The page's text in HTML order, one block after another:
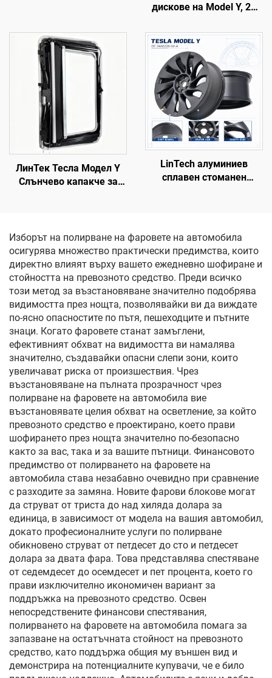
сензор, неразрушителен
монтаж, за сервиз и
поддръжка на автопарк
дискове на Model Y, 20
г., LinTech
ЛинТек Тесла Модел Y
Слънчево капакче за
ослепяване и
ултравиолетови лъчи
LinTech алуминиев
сплавен стоманен
Изборът на полирване на фаровете на автомобила
осигурява множество практически предимства, които
директно влияят върху вашето ежедневно шофиране и
стойността на превозното средство. Преди всичко
този метод за възстановяване значително подобрява
видимостта през нощта, позволявайки ви да виждате
по-ясно опасностите по пътя, пешеходците и пътните
знаци. Когато фаровете станат замъглени,
ефективният обхват на видимостта ви намалява
значително, създавайки опасни слепи зони, които
увеличават риска от произшествия. Чрез
възстановяване на пълната прозрачност чрез
полирване на фаровете на автомобила вие
възстановявате целия обхват на осветление, за който
превозното средство е проектирано, което прави
шофирането през нощта значително по-безопасно
както за вас, така и за вашите пътници. Финансовото
предимство от полирването на фаровете на
автомобила става незабавно очевидно при сравнение
с разходите за замяна. Новите фарови блокове могат
да струват от триста до над хиляда долара за
единица, в зависимост от модела на вашия автомобил,
докато професионалните услуги по полирване
обикновено струват от петдесет до сто и петдесет
долара за двата фара. Това представлява спестяване
от седемдесет до осемдесет и пет процента, което го
прави изключително икономичен вариант за
поддръжка на превозното средство. Освен
непосредствените финансови спестявания,
полирването на фаровете на автомобила помага за
запазване на остатъчната стойност на превозното
средство, като поддържа общия му външен вид и
демонстрира на потенциалните купувачи, че е било